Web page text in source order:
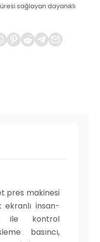
sağlayan dayanıklı
pres makinesi
ekranlı insan-
ile kontrol
basıncı,